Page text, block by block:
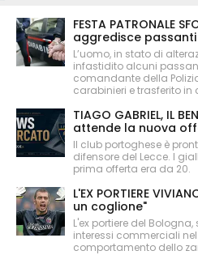
FESTA PATRONALE
aggredisce
L’uomo, in stato di
infastidito alcuni
comandante della
carabinieri e trasferito in
TIAGO GABRIEL, IL
attende la nuova
Il club portoghese è
difensore del Lecce. I
prima offerta era da 20.
L'EX PORTIERE
un coglione"
L'ex portiere del
interessi commerciali
comportamento dello